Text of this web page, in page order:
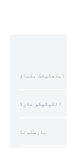
ایتھلیٹک بلباؤ
اٹلیٹیکو مڈرڈ
بارسلونا